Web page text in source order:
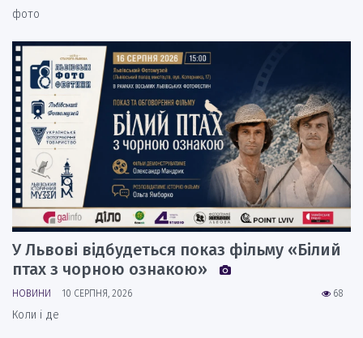
фото
У Львові відбудеться показ фільму «Білий
птах з чорною ознакою»
68
НОВИНИ 10 СЕРПНЯ, 2026
Коли і де